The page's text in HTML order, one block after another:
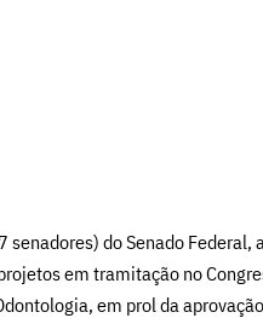
do Senado
em tramitação no
em prol da